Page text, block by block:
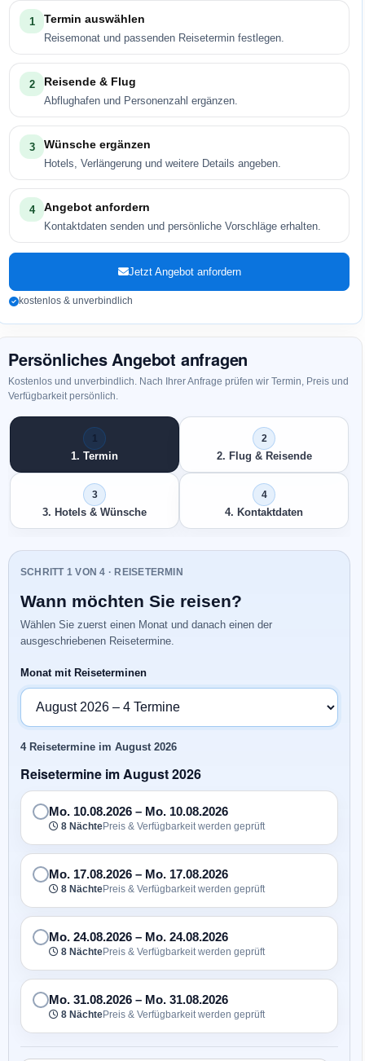
1 Termin auswählen
Reisemonat und passenden Reisetermin festlegen.
2 Reisende & Flug
Abflughafen und Personenzahl ergänzen.
3 Wünsche ergänzen
Hotels, Verlängerung und weitere Details angeben.
4 Angebot anfordern
Kontaktdaten senden und persönliche Vorschläge erhalten.
Jetzt Angebot anfordern
kostenlos & unverbindlich
Persönliches Angebot anfragen
Kostenlos und unverbindlich. Nach Ihrer Anfrage prüfen wir Termin, Preis und
Verfügbarkeit persönlich.
1. Termin 2. Flug & Reisende
3. Hotels & Wünsche 4. Kontaktdaten
SCHRITT 1 VON 4 · REISETERMIN
Wann möchten Sie reisen?
Wählen Sie zuerst einen Monat und danach einen der
ausgeschriebenen Reisetermine.
Monat mit Reiseterminen
4 Reisetermine im August 2026
Reisetermine im August 2026
Mo. 10.08.2026 – Mo. 10.08.2026
8 NächtePreis & Verfügbarkeit werden geprüft
Mo. 17.08.2026 – Mo. 17.08.2026
8 NächtePreis & Verfügbarkeit werden geprüft
Mo. 24.08.2026 – Mo. 24.08.2026
8 NächtePreis & Verfügbarkeit werden geprüft
Mo. 31.08.2026 – Mo. 31.08.2026
8 NächtePreis & Verfügbarkeit werden geprüft